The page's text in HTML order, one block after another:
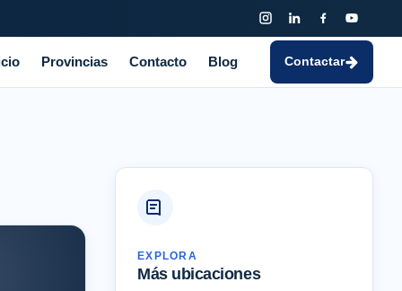
Provincias Contacto Blog Contactar
EXPLORA
Más ubicaciones